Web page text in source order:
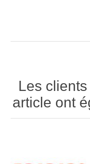
Les
article ont